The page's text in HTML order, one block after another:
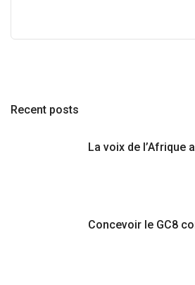
Recent posts
La voix de l’Afrique
Concevoir le GC8